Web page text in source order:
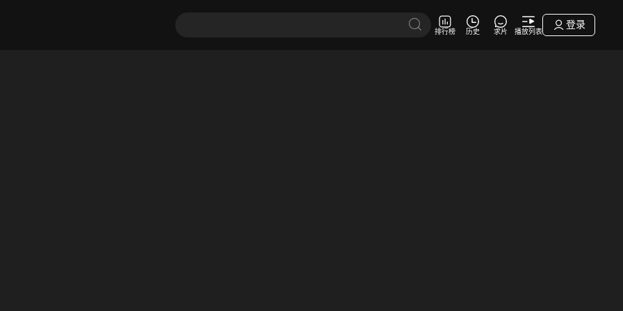
排行榜 历史 求片 播放列表
登录